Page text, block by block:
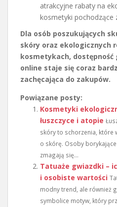
atrakcyjne rabaty na
kosmetyki pochodzące
Dla osób poszukujących
skóry oraz ekologicznych
kosmetykach,
online staje się coraz
zachęcająca do zakupów.
Powiązane posty:
Kosmetyki
łuszczyce i atopie
skóry to schorzenia, które
o skórę. Osoby
zmagają się...
Tatuaże gwiazdki –
i osobiste wartości
modny trend, ale również
symbolice motyw, który